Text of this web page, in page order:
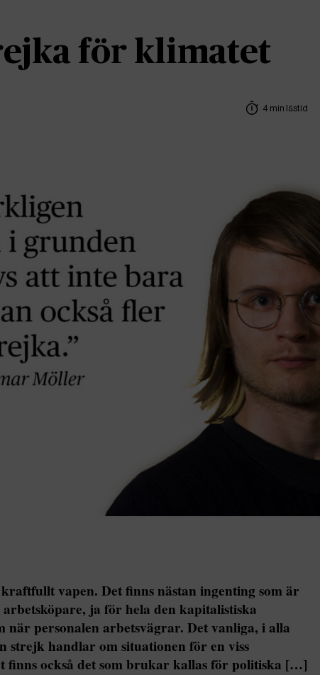
för klimatet
4 min lästid
vapen. Det finns nästan ingenting som är
ja för hela den kapitalistiska
när personalen arbetsvägrar. Det vanliga, i alla
strejk handlar om situationen för en viss
finns också det som brukar kallas för politiska […]